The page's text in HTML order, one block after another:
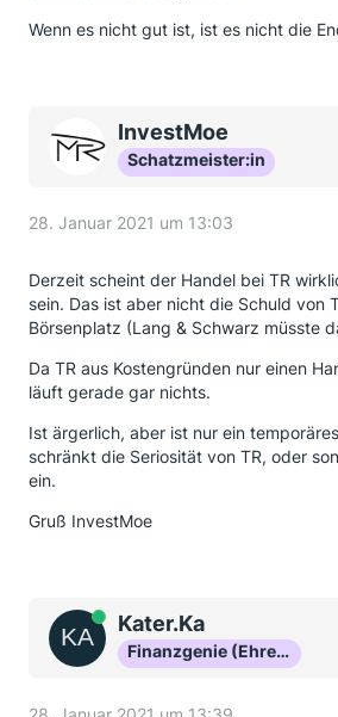
Wenn es nicht gut ist, ist es nicht die
InvestMoe
Schatzmeister:in
28. Januar 2021 um 13:03
Derzeit scheint der Handel bei TR
sein. Das ist aber nicht die Schuld von
Börsenplatz (Lang & Schwarz müsste
Da TR aus Kostengründen nur einen
läuft gerade gar nichts.
Ist ärgerlich, aber ist nur ein
schränkt die Seriosität von TR, oder
ein.
Gruß InvestMoe
OnlineKater.Ka
Finanzgenie (Ehrenmitglied)